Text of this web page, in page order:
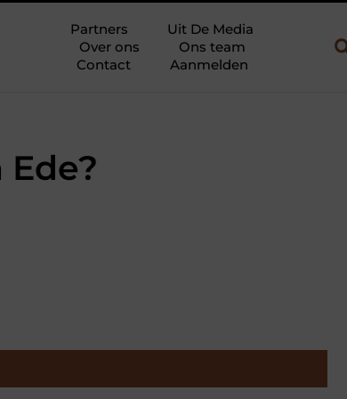
Partners
Uit De Media
Over ons
Ons team
Contact
Aanmelden